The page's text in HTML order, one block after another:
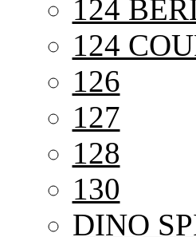
124
124
126
127
128
130
DINO